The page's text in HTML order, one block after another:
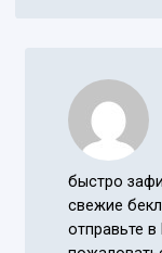
быстро
свежие
отправьте